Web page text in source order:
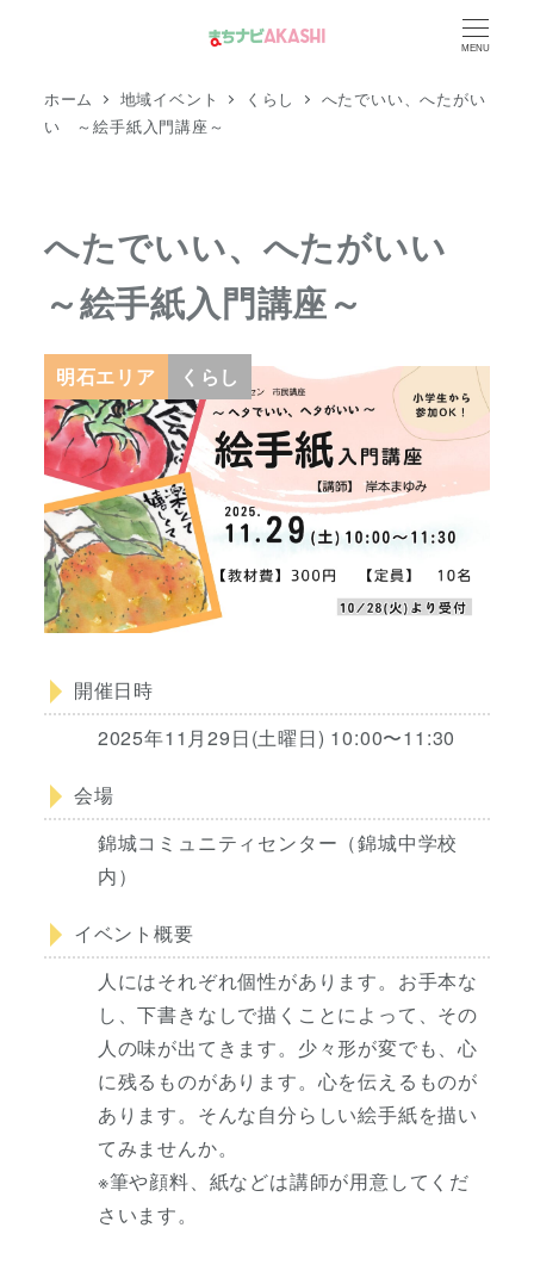
MENU
ホーム 地域イベント くらし
へたでいい、へたがい
い ～絵手紙入門講座～
へたでいい、へたがいい
～絵手紙入門講座～
明石エリア くらし
開催日時
2025年11月29日(土曜日) 10:00〜11:30
会場
錦城コミュニティセンター（錦城中学校
内）
イベント概要
人にはそれぞれ個性があります。お手本な
し、下書きなしで描くことによって、その
人の味が出てきます。少々形が変でも、心
に残るものがあります。心を伝えるものが
あります。そんな自分らしい絵手紙を描い
てみませんか。
※筆や顔料、紙などは講師が用意してくだ
さいます。